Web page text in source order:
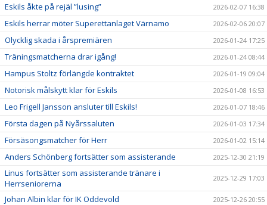
Eskils åkte på rejäl ”lusing” 2026-02-07 16:38
Eskils herrar möter Superettanlaget Värnamo 2026-02-06 20:07
Olycklig skada i årspremiären 2026-01-24 17:25
Träningsmatcherna drar igång! 2026-01-24 08:44
Hampus Stoltz förlängde kontraktet 2026-01-19 09:04
Notorisk målskytt klar för Eskils 2026-01-08 16:53
Leo Frigell Jansson ansluter till Eskils! 2026-01-07 18:46
Första dagen på Nyårssaluten 2026-01-03 17:34
Försäsongsmatcher för Herr 2026-01-02 15:14
Anders Schönberg fortsätter som assisterande 2025-12-30 21:19
Linus fortsätter som assisterande tränare i
Herrseniorerna
2025-12-29 17:03
Johan Albin klar för IK Oddevold 2025-12-26 20:55